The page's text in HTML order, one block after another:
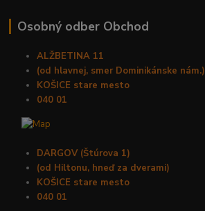
Osobný odber Obchod
ALŽBETINA 11
(od hlavnej, smer Dominikánske nám.)
KOŠICE stare mesto
040 01
DARGOV (Štúrova 1)
(od Hiltonu, hneď za dverami)
KOŠICE stare mesto
040 01